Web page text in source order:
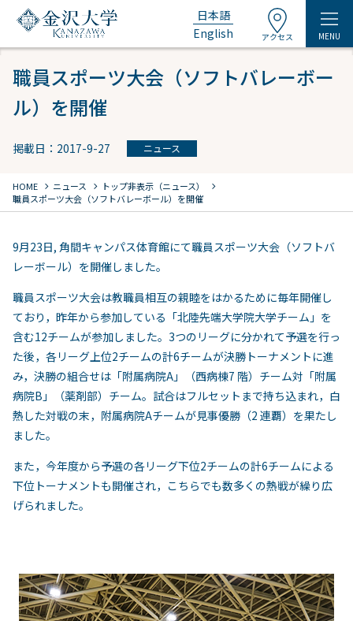
日本語
English
アクセス MENU
職員スポーツ大会（ソフトバレーボー
ル）を開催
掲載日：2017-9-27 ニュース
HOME chevron_right ニュース chevron_right トップ非表示（ニュース） chevron_right
職員スポーツ大会（ソフトバレーボール）を開催
9月23日, 角間キャンパス体育館にて職員スポーツ大会（ソフトバ
レーボール）を開催しました。
職員スポーツ大会は教職員相互の親睦をはかるために毎年開催し
ており，昨年から参加している「北陸先端大学院大学チーム」を
含む12チームが参加しました。3つのリーグに分かれて予選を行っ
た後，各リーグ上位2チームの計6チームが決勝トーナメントに進
み，決勝の組合せは「附属病院A」（西病棟7 階）チーム対「附属
病院B」（薬剤部）チーム。試合はフルセットまで持ち込まれ，白
熱した対戦の末，附属病院Aチームが見事優勝（2 連覇）を果たし
ました。
また，今年度から予選の各リーグ下位2チームの計6チームによる
下位トーナメントも開催され，こちらでも数多くの熱戦が繰り広
げられました。